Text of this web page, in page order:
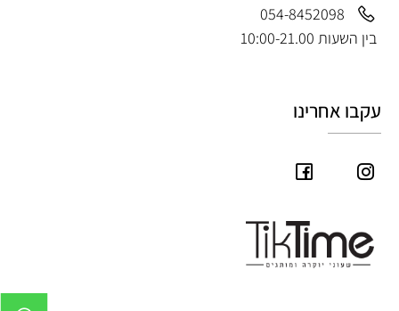
054-8452098
בין השעות 10:00-21.00
עקבו אחרינו